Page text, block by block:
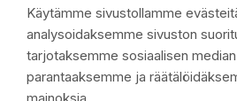
Käytämme sivustollamme
analysoidaksemme sivuston
tarjotaksemme sosiaalisen
parantaaksemme ja